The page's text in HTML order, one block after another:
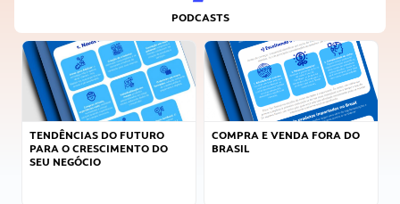
PODCASTS
TENDÊNCIAS DO FUTURO
PARA O CRESCIMENTO DO
SEU NEGÓCIO
COMPRA E VENDA FORA DO
BRASIL